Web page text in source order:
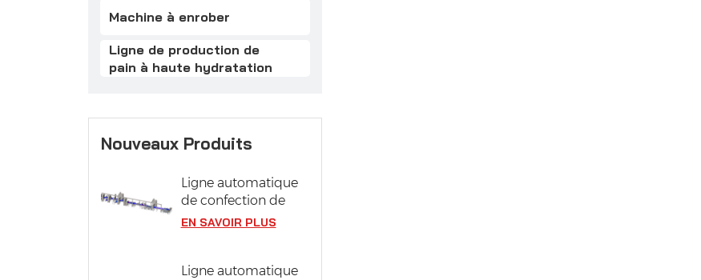
Machine à enrober
Ligne de production de
pain à haute hydratation
Nouveaux Produits
Ligne automatique
de confection de
pâtisseries
EN SAVOIR PLUS
Ligne automatique